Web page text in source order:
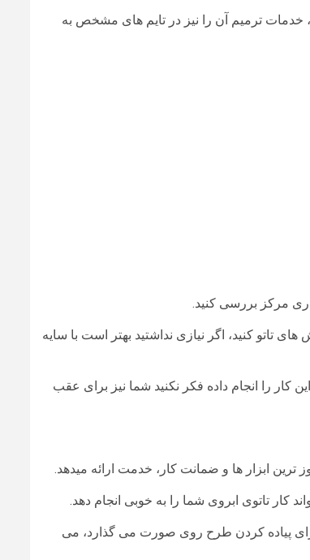
خدمات ترمیم آن را نیز در تایم های مشخص به
کنید، اگر نیازی نداشتید بهتر است با سایه
را انجام داده فکر نکنید شما نیز برای عقب
پیاده کردن طرح روی صورت می گذارد، می